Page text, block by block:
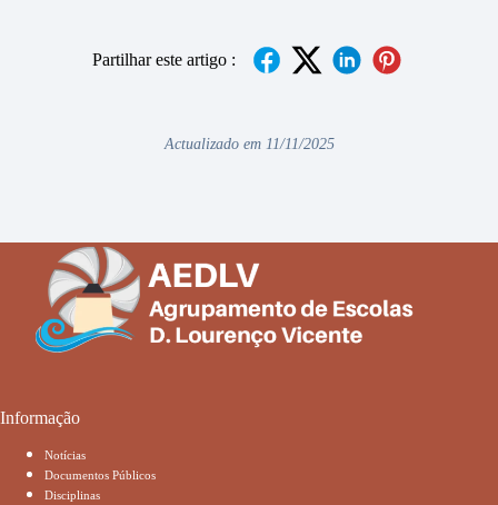
Partilhar este artigo :
Actualizado em 11/11/2025
Informação
Notícias
Documentos Públicos
Disciplinas